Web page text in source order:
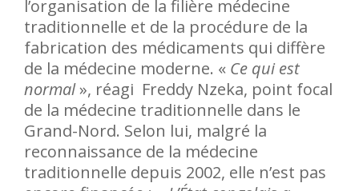
l’organisation de la filière médecine
traditionnelle et de la procédure de la
fabrication des médicaments qui diffère
de la médecine moderne. « Ce qui est
normal», réagi Freddy Nzeka, point focal
de la médecine traditionnelle dans le
Grand-Nord. Selon lui, malgré la
reconnaissance de la médecine
traditionnelle depuis 2002, elle n’est pas